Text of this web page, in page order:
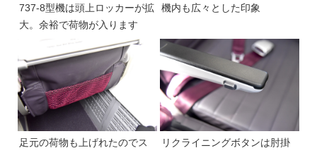
737-8型機は頭上ロッカーが拡
大。余裕で荷物が入ります
機内も広々とした印象
足元の荷物も上げれたのでス
リクライニングボタンは肘掛